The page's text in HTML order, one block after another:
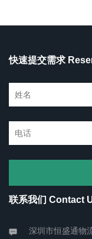
快速提交需求
联系我们 Contact
深圳市恒盛通物